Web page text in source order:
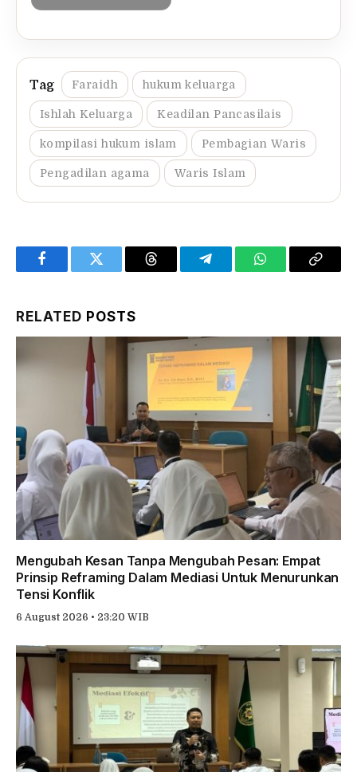
Faraidh hukum keluarga
Ishlah Keluarga Keadilan Pancasilais
kompilasi hukum islam Pembagian Waris
Pengadilan agama Waris Islam
FacebookTwitter Threads TelegramWhatsAppCopy
RELATED POSTS
Mengubah Kesan Tanpa Mengubah Pesan: Empat
Prinsip Reframing Dalam Mediasi Untuk Menurunkan
Tensi Konflik
6 August 2026 • 23:20 WIB